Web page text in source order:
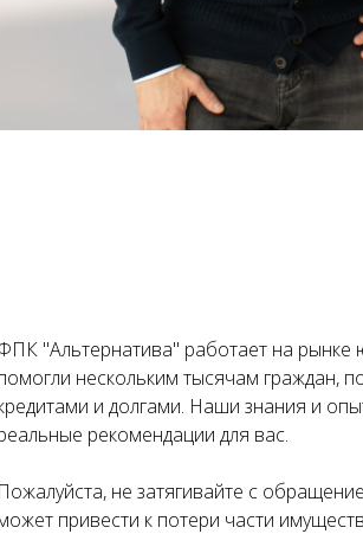
"Альтернатива" работает на рынке
нескольким тысячам граждан,
и долгами. Наши знания и
рекомендации для вас.
Пожалуйста, не затягивайте с
привести к потери части